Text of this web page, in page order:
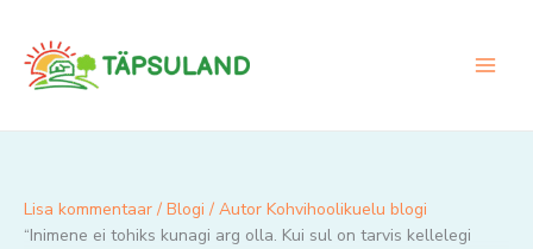
content
Lisa kommentaar / Blogi / Autor Kohvihoolikuelu blogi
“Inimene ei tohiks kunagi arg olla. Kui sul on tarvis kellelegi